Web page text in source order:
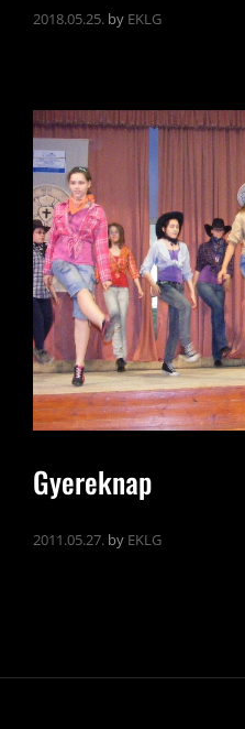
2018.05.25. by EKLG
Gyereknap
2011.05.27. by EKLG